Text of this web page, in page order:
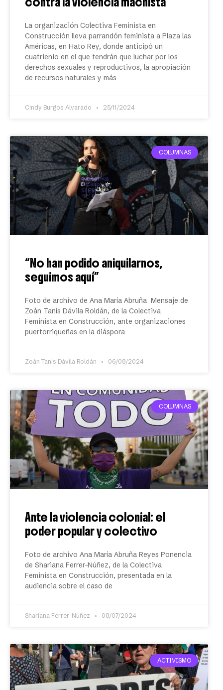
La organización Colectiva Feminista en
Construcción lleva parrandón feminista a Plaza las
Américas, en Hato Rey, donde anticipó un
cuatrienio en el que tendrán que luchar por los
derechos sexuales y reproductivos, la apropiación
de recursos naturales y más
Cindy Burgos Alvarado 25/11/2024
COLUMNAS
“No han podido aniquilarnos,
seguimos aquí”
Foto de archivo de Ana María Abruña Mensaje de
Zoán Tanís Dávila Roldán, de la Colectiva
Feminista en Construcción, ante organizaciones
puertorriqueñas en la diáspora
Zoán Tanís Dávila Roldán 06/08/2024
COLUMNAS
Ante la violencia colonial: el
poder popular y colectivo
Foto de archivo Ana María Abruña Reyes Ponencia
de Shariana Ferrer-Núñez, de la Colectiva
Feminista en Construcción, presentada en la
audiencia sobre el caso de
Shariana Ferrer-Núñez 08/07/2024
ACTIVISMO